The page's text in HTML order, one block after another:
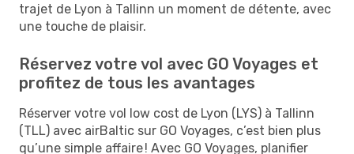
trajet de Lyon à Tallinn un moment de détente, avec
une touche de plaisir.
Réservez votre vol avec GO Voyages et
profitez de tous les avantages
Réserver votre vol low cost de Lyon (LYS) à Tallinn
(TLL) avec airBaltic sur GO Voyages, c’est bien plus
qu’une simple affaire ! Avec GO Voyages, planifier